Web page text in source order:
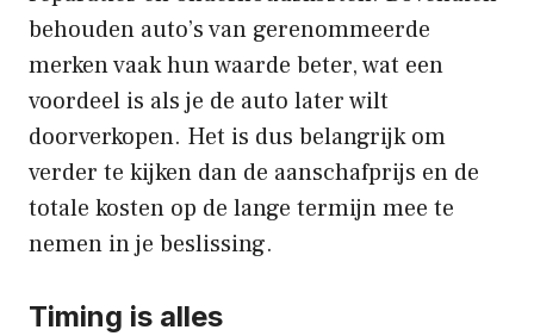
behouden auto’s van gerenommeerde
merken vaak hun waarde beter, wat een
voordeel is als je de auto later wilt
doorverkopen. Het is dus belangrijk om
verder te kijken dan de aanschafprijs en de
totale kosten op de lange termijn mee te
nemen in je beslissing.
Timing is alles